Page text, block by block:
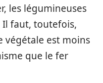
les légumineuses
Il faut, toutefois,
végétale est moins
que le fer